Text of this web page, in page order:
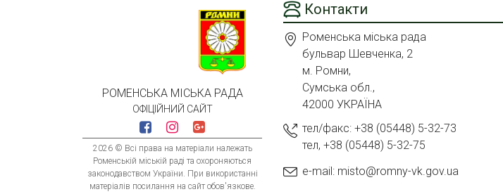
РОМЕНСЬКА МІСЬКА РАДА
ОФІЦІЙНИЙ САЙТ
2026 © Всі права на матеріали належать
Роменській міській раді та охороняються
законодавством України. При використанні
матеріалів посилання на сайт обов'язкове.
Контакти
Роменська міська рада
бульвар Шевченка, 2
м. Ромни,
Сумська обл.,
42000 УКРАЇНА
тел/факс: +38 (05448) 5-32-73
тел, +38 (05448) 5-32-75
e-mail: misto@romny-vk.gov.ua